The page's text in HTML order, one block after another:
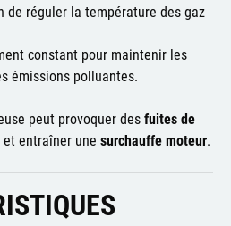
de réguler la température des gaz
constant pour maintenir les
émissions polluantes.
peut provoquer desfuites de
et entraîner une surchauffe moteur.